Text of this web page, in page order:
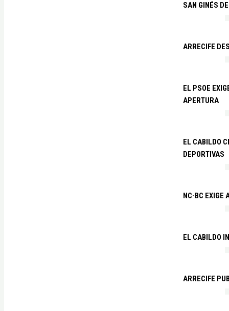
SAN GINÉS
ARRECIFE
EL PSOE
APERTURA
EL CABILDO
DEPORTIVAS
NC-BC EXIGE
EL CABILDO
ARRECIFE